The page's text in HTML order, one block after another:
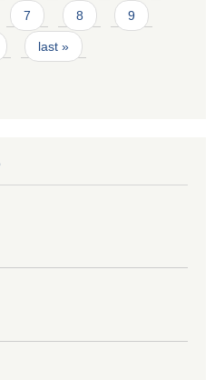
7 8 9
last »